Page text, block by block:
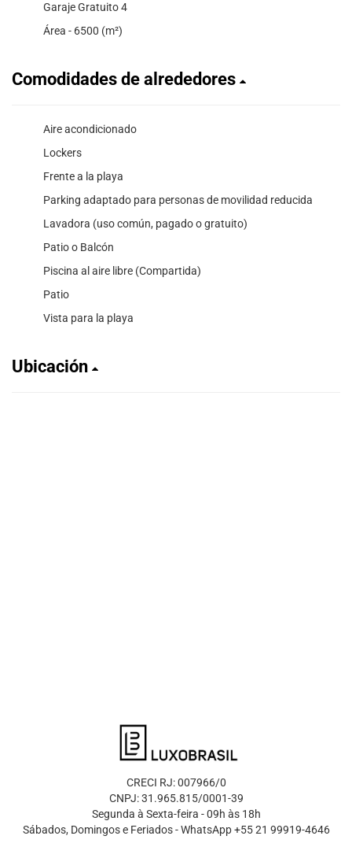
Garaje Gratuito 4
Área - 6500 (m²)
Comodidades de alrededores
Aire acondicionado
Lockers
Frente a la playa
Parking adaptado para personas de movilidad reducida
Lavadora (uso común, pagado o gratuito)
Patio o Balcón
Piscina al aire libre (Compartida)
Patio
Vista para la playa
Ubicación
CRECI RJ: 007966/0
CNPJ: 31.965.815/0001-39
Segunda à Sexta-feira - 09h às 18h
Sábados, Domingos e Feriados - WhatsApp +55 21 99919-4646